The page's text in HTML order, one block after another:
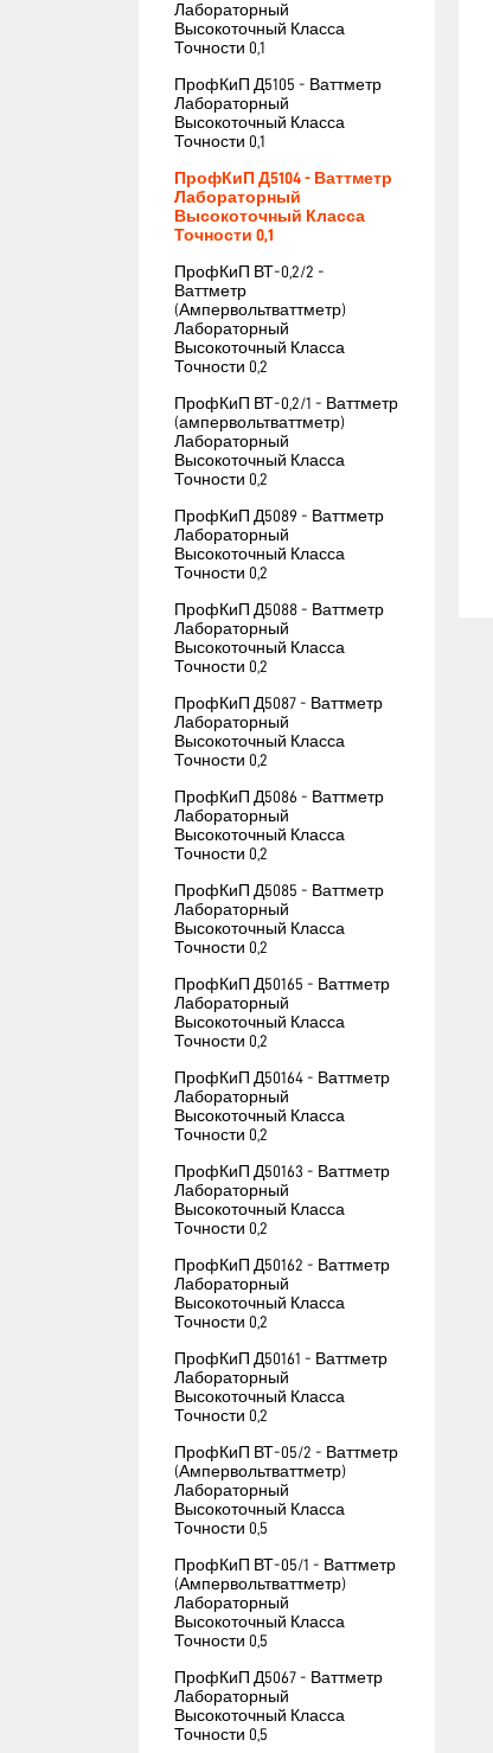
Лабораторный
Высокоточный Класса
Точности 0,1
ПрофКиП Д5105 - Ваттметр
Лабораторный
Высокоточный Класса
Точности 0,1
ПрофКиП Д5104 - Ваттметр
Лабораторный
Высокоточный Класса
Точности 0,1
ПрофКиП ВТ-0,2/2 -
Ваттметр
(Ампервольтваттметр)
Лабораторный
Высокоточный Класса
Точности 0,2
ПрофКиП ВТ-0,2/1 - Ваттметр
(ампервольтваттметр)
Лабораторный
Высокоточный Класса
Точности 0,2
ПрофКиП Д5089 - Ваттметр
Лабораторный
Высокоточный Класса
Точности 0,2
ПрофКиП Д5088 - Ваттметр
Лабораторный
Высокоточный Класса
Точности 0,2
ПрофКиП Д5087 - Ваттметр
Лабораторный
Высокоточный Класса
Точности 0,2
ПрофКиП Д5086 - Ваттметр
Лабораторный
Высокоточный Класса
Точности 0,2
ПрофКиП Д5085 - Ваттметр
Лабораторный
Высокоточный Класса
Точности 0,2
ПрофКиП Д50165 - Ваттметр
Лабораторный
Высокоточный Класса
Точности 0,2
ПрофКиП Д50164 - Ваттметр
Лабораторный
Высокоточный Класса
Точности 0,2
ПрофКиП Д50163 - Ваттметр
Лабораторный
Высокоточный Класса
Точности 0,2
ПрофКиП Д50162 - Ваттметр
Лабораторный
Высокоточный Класса
Точности 0,2
ПрофКиП Д50161 - Ваттметр
Лабораторный
Высокоточный Класса
Точности 0,2
ПрофКиП ВТ-05/2 - Ваттметр
(Ампервольтваттметр)
Лабораторный
Высокоточный Класса
Точности 0,5
ПрофКиП ВТ-05/1 - Ваттметр
(Ампервольтваттметр)
Лабораторный
Высокоточный Класса
Точности 0,5
ПрофКиП Д5067 - Ваттметр
Лабораторный
Высокоточный Класса
Точности 0,5